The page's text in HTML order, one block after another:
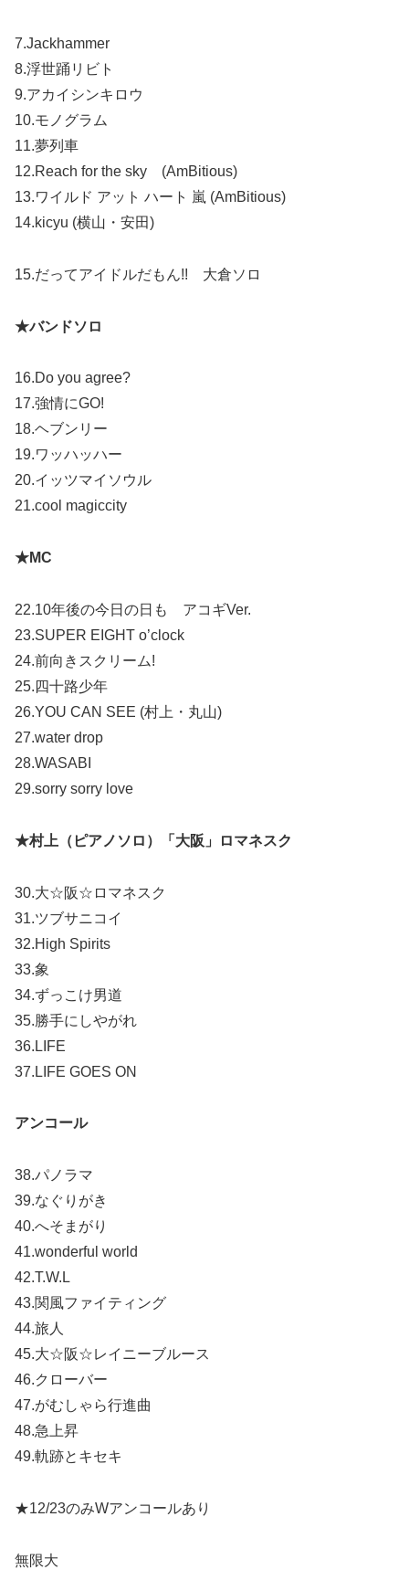
7.Jackhammer
8.浮世踊リビト
9.アカイシンキロウ
10.モノグラム
11.夢列車
12.Reach for the sky (AmBitious)
13.ワイルド アット ハート 嵐 (AmBitious)
14.kicyu (横山・安田)
15.だってアイドルだもん!! 大倉ソロ
★バンドソロ
16.Do you agree?
17.強情にGO!
18.ヘブンリー
19.ワッハッハー
20.イッツマイソウル
21.cool magiccity
★MC
22.10年後の今日の日も アコギVer.
23.SUPER EIGHT o’clock
24.前向きスクリーム!
25.四十路少年
26.YOU CAN SEE (村上・丸山)
27.water drop
28.WASABI
29.sorry sorry love
★村上（ピアノソロ）「大阪」ロマネスク
30.大☆阪☆ロマネスク
31.ツブサニコイ
32.High Spirits
33.象
34.ずっこけ男道
35.勝手にしやがれ
36.LIFE
37.LIFE GOES ON
アンコール
38.パノラマ
39.なぐりがき
40.へそまがり
41.wonderful world
42.T.W.L
43.関風ファイティング
44.旅人
45.大☆阪☆レイニーブルース
46.クローバー
47.がむしゃら行進曲
48.急上昇
49.軌跡とキセキ
★12/23のみWアンコールあり
無限大